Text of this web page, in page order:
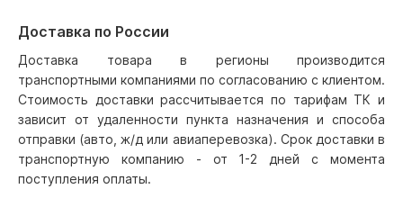
Доставка по России
Доставка товара в регионы производится
транспортными компаниями по согласованию с клиентом.
Стоимость доставки рассчитывается по тарифам ТК и
зависит от удаленности пункта назначения и способа
отправки (авто, ж/д или авиаперевозка). Срок доставки в
транспортную компанию - от 1-2 дней с момента
поступления оплаты.